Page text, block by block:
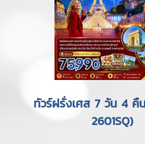
ทัวร์ฝรั่งเศส 7 วัน 4 คื
2601SQ)